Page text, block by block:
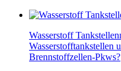
Wasserstoff
Wasserstofftankstellen
Brennstoffzellen-Pkws?